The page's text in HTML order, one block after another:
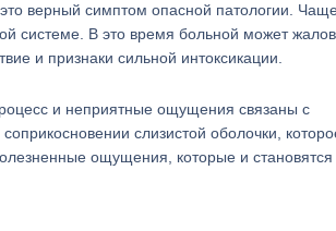
верный симптом опасной патологии.
системе. В это время больной может
и признаки сильной интоксикации.
и неприятные ощущения связаны с
слизистой оболочки,
ощущения, которые и становятся